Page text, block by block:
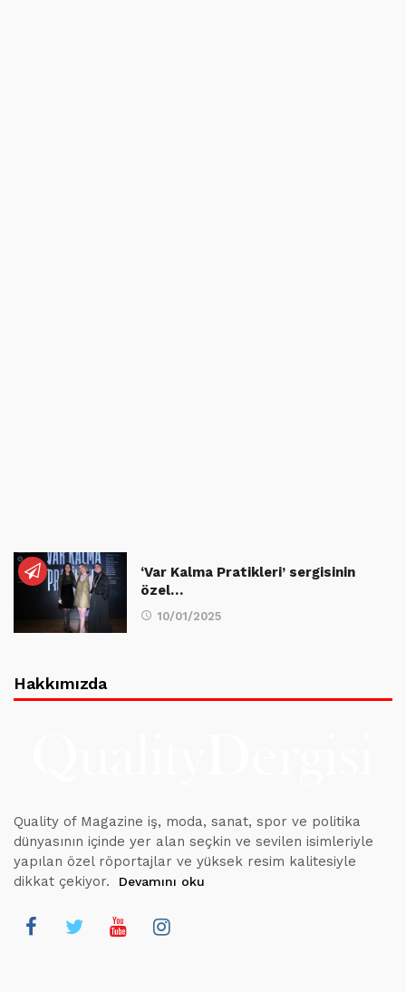
‘Var Kalma Pratikleri’ sergisinin
özel…
10/01/2025
Hakkımızda
Quality of Magazine iş, moda, sanat, spor ve politika
dünyasının içinde yer alan seçkin ve sevilen isimleriyle
yapılan özel röportajlar ve yüksek resim kalitesiyle
dikkat çekiyor.
Devamını oku